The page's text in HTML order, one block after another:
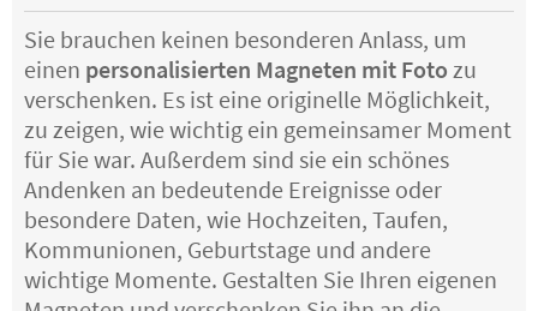
Sie brauchen keinen besonderen Anlass, um
einen personalisierten Magneten mit Foto zu
verschenken. Es ist eine originelle Möglichkeit,
zu zeigen, wie wichtig ein gemeinsamer Moment
für Sie war. Außerdem sind sie ein schönes
Andenken an bedeutende Ereignisse oder
besondere Daten, wie Hochzeiten, Taufen,
Kommunionen, Geburtstage und andere
wichtige Momente. Gestalten Sie Ihren eigenen